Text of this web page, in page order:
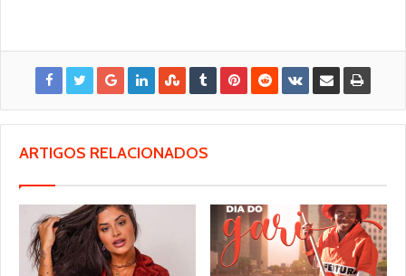
ARTIGOS RELACIONADOS